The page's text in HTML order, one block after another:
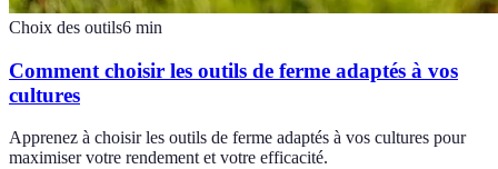
Choix des outils6 min
Comment choisir les outils de ferme adaptés à vos
cultures
Apprenez à choisir les outils de ferme adaptés à vos cultures pour
maximiser votre rendement et votre efficacité.